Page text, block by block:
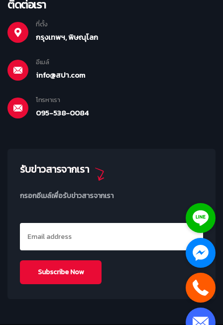
ติดต่อเรา
ที่ตั้ง
กรุงเทพฯ, พิษณุโลก
อีเมล์
info@สปา.com
โทรหาเรา
095-538-0084
รับข่าวสารจากเรา
กรอกอีเมล์เพื่อรับข่าวสารจากเรา